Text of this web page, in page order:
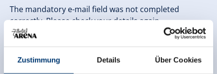
Zustimmung Details Über Cookies
The mandatory e-mail field was not completed
correctly. Please check your details again.
Go to sign-up